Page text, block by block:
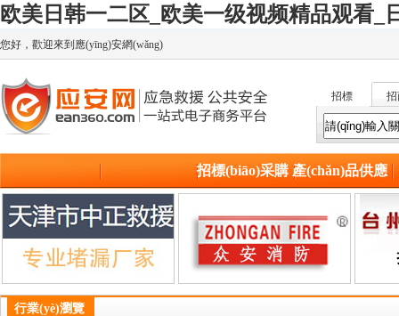
欧美日韩一二区_欧美一级视频精品观看_
您好，歡迎來到應(yīng)安網(wǎng)
招標
(biāo)
首頁 行業(yè)資訊
招標(biāo)采購 產(chǎn)品供應
行業(yè)瀏覽